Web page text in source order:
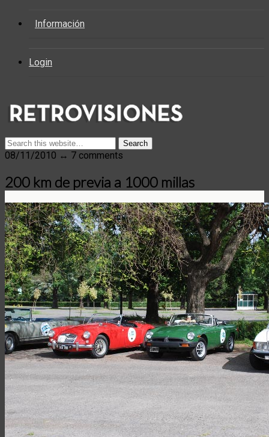
Información
Login
08/11/2010 ↔ 7 comments
200 km de previa a 1000 millas